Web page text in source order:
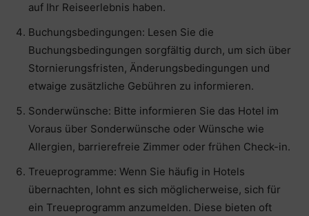
auf Ihr Reiseerlebnis haben.
Buchungsbedingungen: Lesen Sie die
Buchungsbedingungen sorgfältig durch, um sich über
Stornierungsfristen, Änderungsbedingungen und
etwaige zusätzliche Gebühren zu informieren.
Sonderwünsche: Bitte informieren Sie das Hotel im
Voraus über Sonderwünsche oder Wünsche wie
Allergien, barrierefreie Zimmer oder frühen Check-in.
Treueprogramme: Wenn Sie häufig in Hotels
übernachten, lohnt es sich möglicherweise, sich für
ein Treueprogramm anzumelden. Diese bieten oft